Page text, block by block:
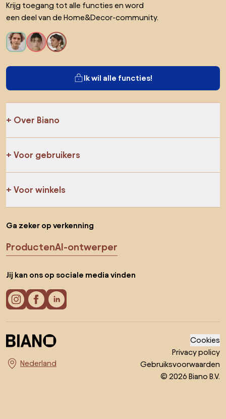
Krijg toegang tot alle functies en word
een deel van de Home&Decor-community.
Ik wil alle functies!
Over Biano
Voor gebruikers
Voor winkels
Ga zeker op verkenning
ProductenAI-ontwerper
Jij kan ons op sociale media vinden
Kies land
Cookies
Privacy policy
Gebruiksvoorwaarden
© 2026 Biano B.V.